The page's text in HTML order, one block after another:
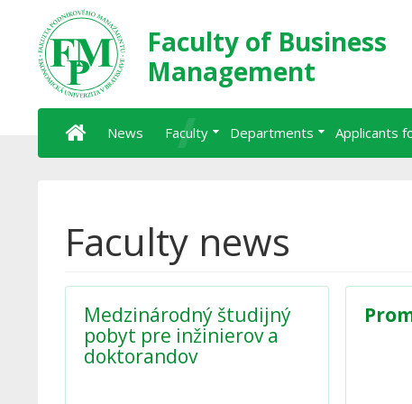
Faculty of Business
Management
News Faculty Departments Applicants
Faculty news
Medzinárodný študijný
pobyt pre inžinierov a
doktorandov